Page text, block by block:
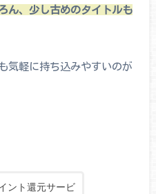
ん、少し古めのタイトルも
気軽に持ち込みやすいのが
ント還元サービ